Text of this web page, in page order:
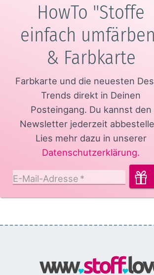
HowTo "Stoffe
einfach
& Farbkarte
Farbkarte und die neuesten
Trends direkt in Deinen
Posteingang. Du kannst den
Newsletter jederzeit
Lies mehr dazu in unserer
Datenschutzerklärung.
E-Mail-Adresse *